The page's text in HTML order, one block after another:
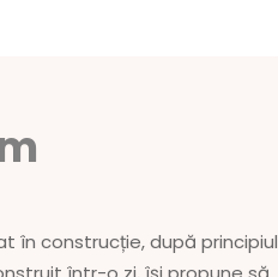
în construcție, după principiul